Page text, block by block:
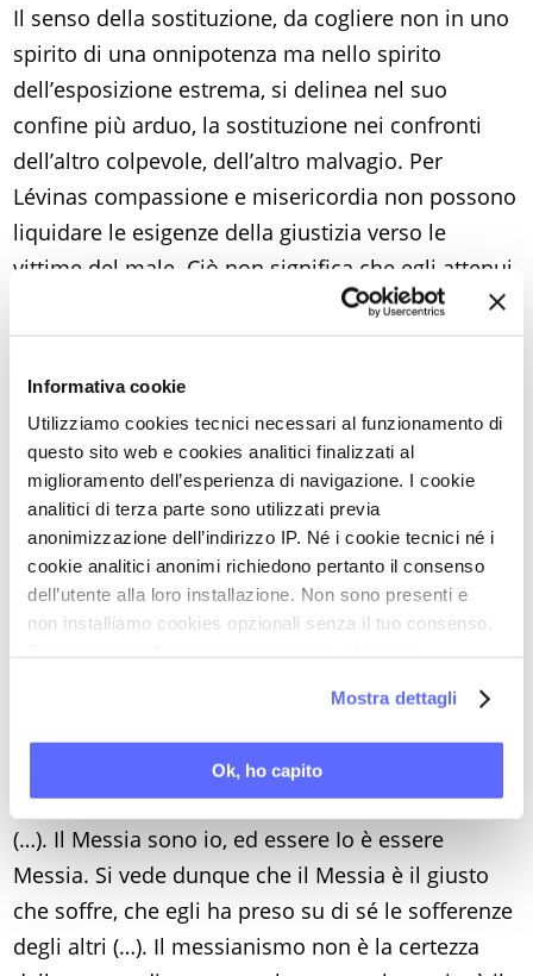
Informativa cookie
Utilizziamo cookies tecnici necessari al funzionamento di
questo sito web e cookies analitici finalizzati al
miglioramento dell’esperienza di navigazione. I cookie
analitici di terza parte sono utilizzati previa
anonimizzazione dell’indirizzo IP. Né i cookie tecnici né i
cookie analitici anonimi richiedono pertanto il consenso
dell’utente alla loro installazione. Non sono presenti e
non installiamo cookies opzionali senza il tuo consenso.
Mostra dettagli
Ok, ho capito
Il senso della sostituzione, da cogliere non in uno
spirito di una onnipotenza ma nello spirito
dell’esposizione estrema, si delinea nel suo
confine più arduo, la sostituzione nei confronti
dell’altro colpevole, dell’altro malvagio. Per
Lévinas compassione e misericordia non possono
liquidare le esigenze della giustizia verso le
vittime del male. Ciò non significa che egli attenui
il valore della compassione misericordiosa.
L’autore ne illumina il valore mostrando che la
compassione non è il frutto di un semplice sforzo
di volontà, non è “inventata” dal soggetto. In realtà
ognuno deve apprenderla dagli altri.E’ proprio la
sofferenza altrui a insegnarmi questa
apertura del cuore e della coscienza
cammino di un simile apprendimento si riesce a
farsi carico del patire del nostro prossimo.
Riprendendo il messianismo della fede di Israele
Lévinas ritiene che la compassione sia il nucleo
dell’umile esperienza messianica, in cui la vera
prendere su di sé la sofferenza degli altri
Messia è il re che non comanda più dal di fuori
(…). Il Messia sono io, ed essere Io è essere
Messia. Si vede dunque che il Messia è il giusto
che soffre, che egli ha preso su di sé le sofferenze
degli altri (…). Il messianismo non è la certezza